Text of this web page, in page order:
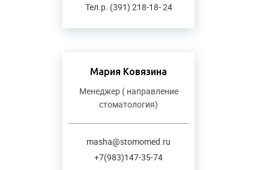
Тел.р. (391) 218-18- 24
Мария Ковязина
Менеджер ( направление
стоматология)
masha@stomomed.ru
+7(983)147-35-74